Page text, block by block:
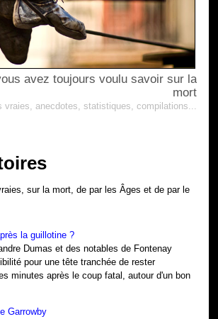
avez toujours voulu savoir sur la
mort
vraies, anecdotes, statistiques, compilations...
sur la mort, de par les Âges et de par le
la guillotine ?
Dumas et des notables de Fontenay
pour une tête tranchée de rester
minutes après le coup fatal, autour d'un bon
Garrowby